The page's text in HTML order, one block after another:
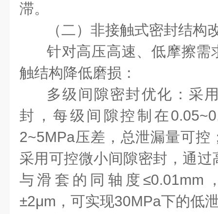
滞。
（二）非接触式密封结
针对高压高速、低摩擦需
触结构降低磨损：
多级间隙密封优化：采
封，每级间隙控制在
2~5MPa压差，总泄漏量可控
采用可控微小间隙密封，通
与滑套的同轴度≤0.01mm
±2μm，可实现30MPa下的低